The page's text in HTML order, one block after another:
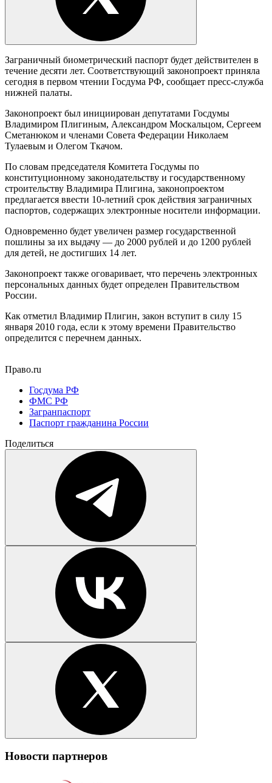
Заграничный биометрический паспорт будет действителен в
течение десяти лет. Соответствующий законопроект приняла
сегодня в первом чтении Госдума РФ, сообщает пресс-служба
нижней палаты.
Законопроект был инициирован депутатами Госдумы
Владимиром Плигиным, Александром Москальцом, Сергеем
Сметанюком и членами Совета Федерации Николаем
Тулаевым и Олегом Ткачом.
По словам председателя Комитета Госдумы по
конституционному законодательству и государственному
строительству Владимира Плигина, законопроектом
предлагается ввести 10-летний срок действия заграничных
паспортов, содержащих электронные носители информации.
Одновременно будет увеличен размер государственной
пошлины за их выдачу — до 2000 рублей и до 1200 рублей
для детей, не достигших 14 лет.
Законопроект также оговаривает, что перечень электронных
персональных данных будет определен Правительством
России.
Как отметил Владимир Плигин, закон вступит в силу 15
января 2010 года, если к этому времени Правительство
определится с перечнем данных.
Право.ru
Госдума РФ
ФМС РФ
Загранпаспорт
Паспорт гражданина России
Поделиться
Новости партнеров